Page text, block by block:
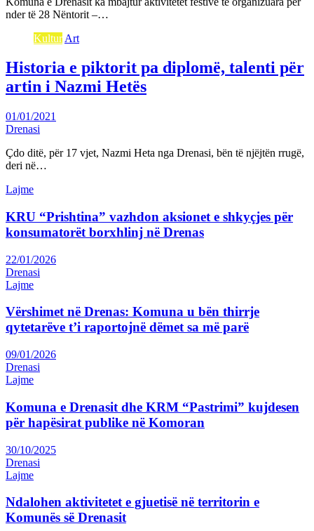
nder të 28 Nëntorit –…
Kultur Art
Historia e piktorit pa diplomë, talenti për
artin i Nazmi Hetës
01/01/2021
Drenasi
Çdo ditë, për 17 vjet, Nazmi Heta nga Drenasi, bën të njëjtën rrugë,
deri në…
Lajme
KRU “Prishtina” vazhdon aksionet e shkyçjes për
konsumatorët borxhlinj në Drenas
22/01/2026
Drenasi
Lajme
Vërshimet në Drenas: Komuna u bën thirrje
qytetarëve t’i raportojnë dëmet sa më parë
09/01/2026
Drenasi
Lajme
Komuna e Drenasit dhe KRM “Pastrimi” kujdesen
për hapësirat publike në Komoran
30/10/2025
Drenasi
Lajme
Ndalohen aktivitetet e gjuetisë në territorin e
Komunës së Drenasit